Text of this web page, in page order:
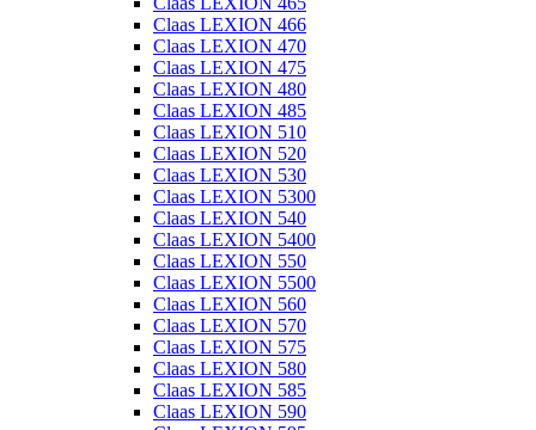
Claas LEXION 466
Claas LEXION 470
Claas LEXION 475
Claas LEXION 480
Claas LEXION 485
Claas LEXION 510
Claas LEXION 520
Claas LEXION 530
Claas LEXION 5300
Claas LEXION 540
Claas LEXION 5400
Claas LEXION 550
Claas LEXION 5500
Claas LEXION 560
Claas LEXION 570
Claas LEXION 575
Claas LEXION 580
Claas LEXION 585
Claas LEXION 590